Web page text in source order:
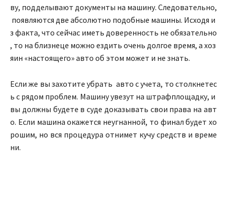
ву, подделывают документы на машину. Следовательно,
появляются две абсолютно подобные машины. Исходя и
з факта, что сейчас иметь доверенность не обязательно
, то на близнеце можно ездить очень долгое время, а хоз
яин «настоящего»авто об этом может и не знать.
Если же вы захотите убрать авто сучета, то столкнетес
ь с рядом проблем. Машинуувезут на штрафплощадку, и
вы должны будете в суде доказывать свои права на авт
о. Если машина окажется неугнанной, то финал будет хо
рошим, но вся процедура отнимет кучу средств и време
ни.